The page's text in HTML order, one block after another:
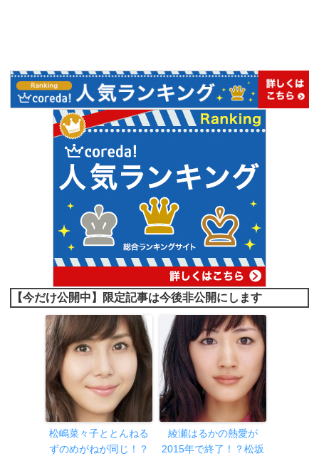
【今だけ公開中】限定記事は今後非公開にします
松嶋菜々子ととんねる
ずのめがねが同じ！？
綾瀬はるかの熱愛が
2015年で終了！？松坂